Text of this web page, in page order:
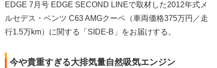
EDGE 7月号 EDGE SECOND LINEで取材した2012年式メ
ルセデス・ベンツ C63 AMGクーペ（車両価格375万円／走
行1.5万km）に関する「SIDE-B」をお届けする。
今や貴重すぎる大排気量自然吸気エンジン